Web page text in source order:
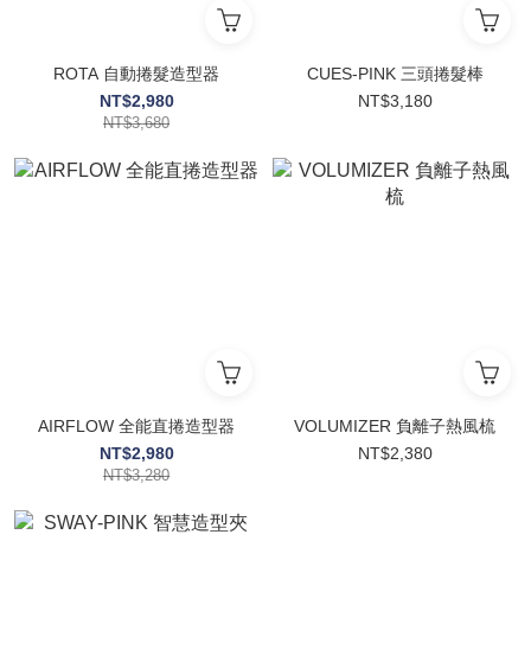
ROTA 自動捲髮造型器
NT$2,980
NT$3,680
CUES-PINK 三頭捲髮棒
NT$3,180
AIRFLOW 全能直捲造型器
NT$2,980
NT$3,280
VOLUMIZER 負離子熱風梳
NT$2,380